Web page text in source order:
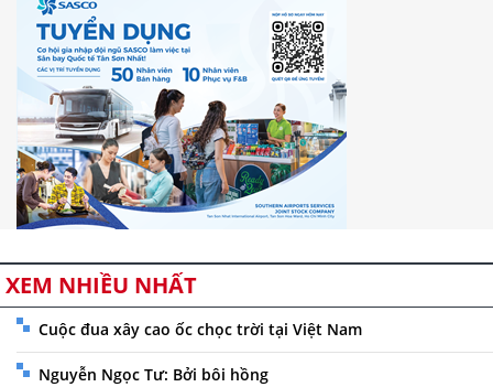
XEM NHIỀU NHẤT
Cuộc đua xây cao ốc chọc trời tại Việt Nam
Nguyễn Ngọc Tư: Bởi bôi hồng